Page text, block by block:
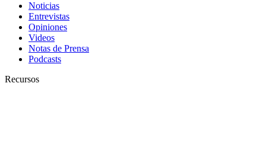
Noticias
Entrevistas
Opiniones
Videos
Notas de Prensa
Podcasts
Recursos